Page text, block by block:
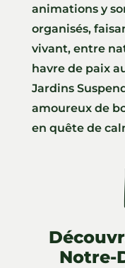
animations y
organisés,
vivant, entre
havre de paix
Jardins
amoureux de
en quête de
Notre-